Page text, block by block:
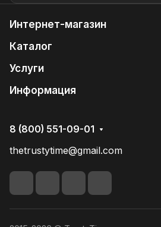
Интернет-магазин
Каталог
Услуги
Информация
8 (800) 551-09-01
thetrustytime@gmail.com